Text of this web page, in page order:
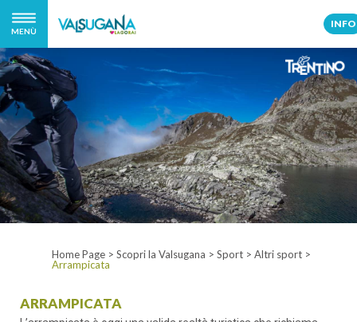
MENÙ
INFO
Home Page > Scopri la Valsugana > Sport > Altri sport >
Arrampicata
ARRAMPICATA